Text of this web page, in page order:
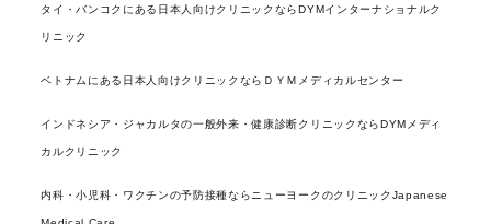
タイ・バンコクにある日本人向けクリニックならDYMインターナショナルク
リニック
ベトナムにある日本人向けクリニックならＤＹＭメディカルセンター
インドネシア・ジャカルタの一般外来・健康診断クリニックならDYMメディ
カルクリニック
内科・小児科・ワクチンの予防接種ならニューヨークのクリニックJapanese